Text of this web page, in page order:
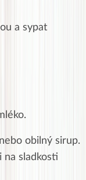
a sypat
obilný sirup.
na sladkosti